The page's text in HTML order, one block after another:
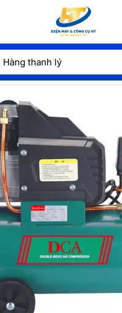
ĐĂNG NHẬP
và mật khẩu để đăng nhập.
Đăng Nhập
Quên mật khẩu?
Hàng thanh lý